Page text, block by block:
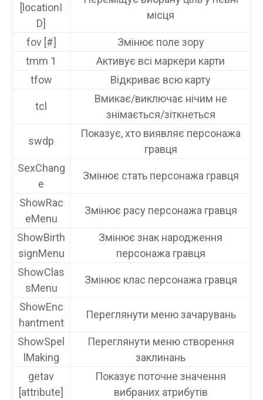
[locationI
D]
місця
fov [#]
Змінює поле зору
tmm 1
Активує всі маркери карти
tfow
Відкриває всю карту
tcl
Вмикає/виключає нічим не
знімається/зіткнеться
swdp
Показує, хто виявляє персонажа
гравця
SexChang
e
Змінює стать персонажа гравця
ShowRac
eMenu
Змінює расу персонажа гравця
ShowBirth
signMenu
Змінює знак народження
персонажа гравця
ShowClas
sMenu
Змінює клас персонажа гравця
ShowEnc
hantment
Переглянути меню зачарувань
ShowSpel
lMaking
Переглянути меню створення
заклинань
getav
[attribute]
Показує поточне значення
вибраних атрибутів